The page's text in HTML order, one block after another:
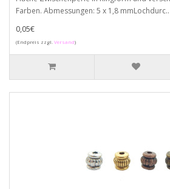
Farben. Abmessungen: 5 x 1,8 mmLochdurc..
0,05€
(Endpreis zzgl.Versand)